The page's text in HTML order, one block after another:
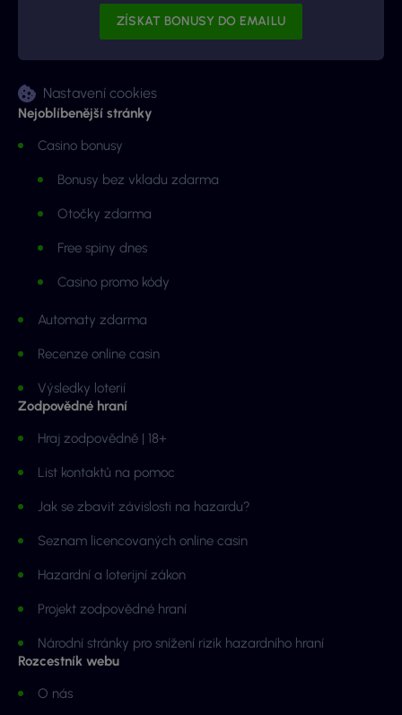
Nastavení cookies
Nejoblíbenější stránky
Casino bonusy
Bonusy bez vkladu zdarma
Otočky zdarma
Free spiny dnes
Casino promo kódy
Automaty zdarma
Recenze online casin
Výsledky loterií
Zodpovědné hraní
Hraj zodpovědně | 18+
List kontaktů na pomoc
Jak se zbavit závislosti na hazardu?
Seznam licencovaných online casin
Hazardní a loterijní zákon
Projekt zodpovědné hraní
Národní stránky pro snížení rizik hazardního hraní
Rozcestník webu
O nás